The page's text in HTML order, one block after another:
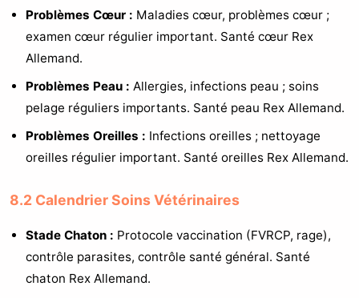
Problèmes Cœur : Maladies cœur, problèmes cœur ;
examen cœur régulier important. Santé cœur Rex
Allemand.
Problèmes Peau : Allergies, infections peau ; soins
pelage réguliers importants. Santé peau Rex Allemand.
Problèmes Oreilles : Infections oreilles ; nettoyage
oreilles régulier important. Santé oreilles Rex Allemand.
8.2 Calendrier Soins Vétérinaires
Stade Chaton : Protocole vaccination (FVRCP, rage),
contrôle parasites, contrôle santé général. Santé
chaton Rex Allemand.